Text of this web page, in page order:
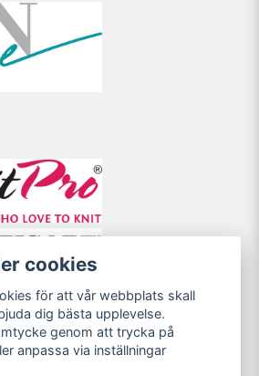
cookies
för att vår webbplats skall
dig bästa upplevelse.
genom att trycka på
anpassa via inställningar